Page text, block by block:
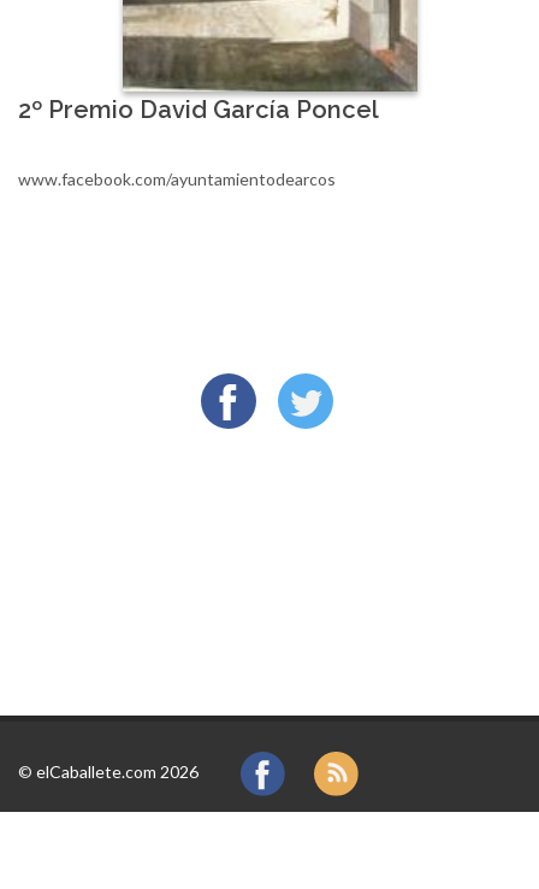
2º Premio David García Poncel
www.facebook.com/ayuntamientodearcos
© elCaballete.com 2026